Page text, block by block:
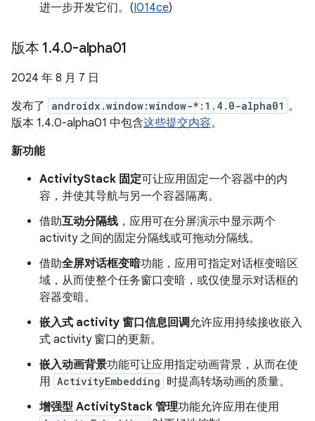
进一步开发它们。(I014ce)
版本 1.4.0-alpha01
2024 年 8 月 7 日
发布了
androidx.window:window-*:1.4.0-alpha01 。
版本 1.4.0-alpha01 中包含这些提交内容。
新功能
ActivityStack 固定可让应用固定一个容器中的内
容，并使其导航与另一个容器隔离。
借助互动分隔线 ，应用可在分屏演示中显示两个
activity 之间的固定分隔线或可拖动分隔线。
借助全屏对话框变暗功能，应用可指定对话框变暗区
域，从而使整个任务窗口变暗，或仅使显示对话框的
容器变暗。
嵌入式 activity 窗口信息回调允许应用持续接收嵌入
式 activity 窗口的更新。
嵌入动画背景功能可让应用指定动画背景，从而在使
用 ActivityEmbedding 时提高转场动画的质量。
增强型 ActivityStack 管理功能允许应用在使用